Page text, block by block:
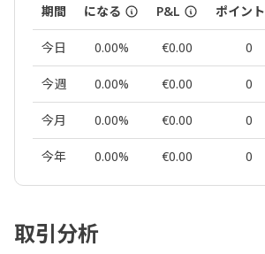
期間 になる P&L ポイント
今日 0.00% €0.00 0
今週 0.00% €0.00 0
今月 0.00% €0.00 0
今年 0.00% €0.00 0
取引分析